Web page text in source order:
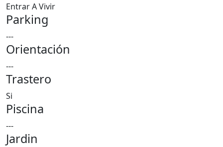
Entrar A Vivir
Parking
---
Orientación
---
Trastero
Si
Piscina
---
Jardin